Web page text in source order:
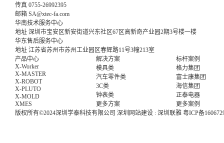
传真 0755-26992395
邮箱 SA@xtec-fa.com
华南技术服务中心
地址 深圳市宝安区新安街道兴东社区67区高新奇产业园2期3号楼一楼
华东售后服务中心
地址 江苏省苏州市苏州工业园区春辉路11号3幢213室
产品中心
X-Worker
X-MASTER
X-ROBOT
X-PLUTO
X-MOLD
XMES
解决方案
模具类
汽车零件类
3C类
钟表类
更多方案
标杆案例
格力集团
富士康集团
海信集团
正泰电器
更多案例
版权所有©2024深圳学泰科技有限公司 深圳网站建设 : 深圳联雅 粤ICP备